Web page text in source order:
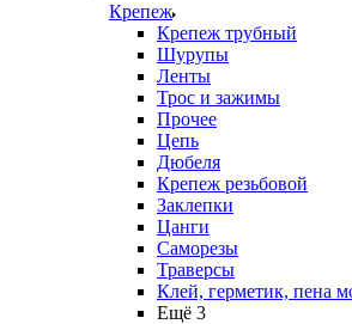
Крепеж
Крепеж трубный
Шурупы
Ленты
Трос и зажимы
Прочее
Цепь
Дюбеля
Крепеж резьбовой
Заклепки
Цанги
Саморезы
Траверсы
Клей, герметик, пена
Ещё 3